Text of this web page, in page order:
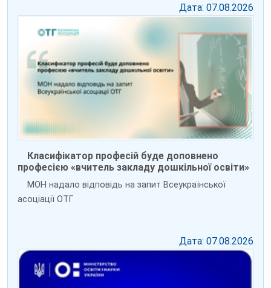
Дата: 07.08.2026
Класифікатор професій буде доповнено
професією «вчитель закладу дошкільної освіти»
МОН надало відповідь на запит Всеукраїнської
асоціації ОТГ
Дата: 07.08.2026